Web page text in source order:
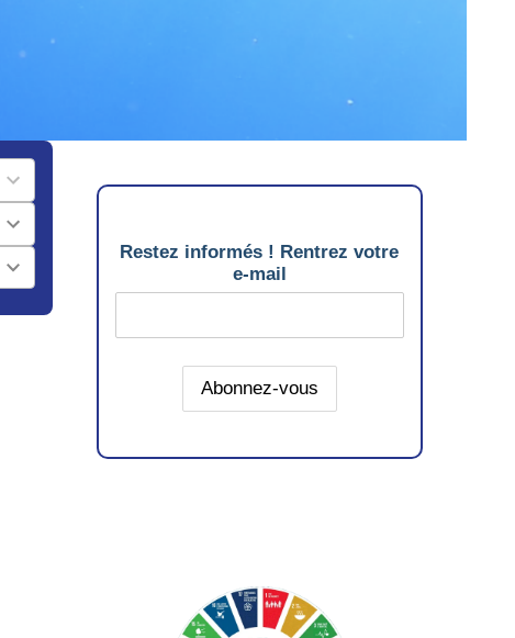
Restez informés ! Rentrez votre
e-mail